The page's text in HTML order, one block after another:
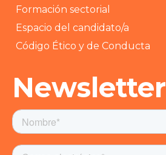
Formación sectorial
Espacio del candidato/a
Código Ético y de Conducta
Newsletter